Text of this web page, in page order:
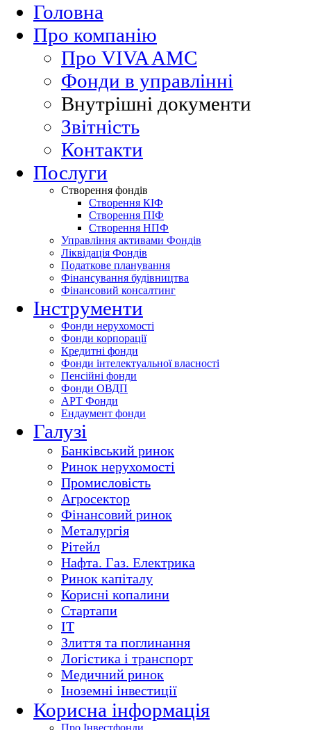
Головна
Про компанію
Про VIVA AMC
Фонди в управлінні
Внутрішні документи
Звітність
Контакти
Послуги
Створення фондів
Створення КІФ
Cтворення ПІФ
Cтворення НПФ
Управління активами Фондів
Ліквідація Фондів
Податкове планування
Фінансування будівництва
Фінансовий консалтинг
Інструменти
Фонди нерухомості
Фонди корпорації
Кредитні фонди
Фонди інтелектуальної власності
Пенсійні фонди
Фонди ОВДП
АРТ Фонди
Ендаумент фонди
Галузі
Банківський ринок
Ринок нерухомості
Промисловість
Агросектор
Фінансовий ринок
Металургія
Рітейл
Нафта. Газ. Електрика
Ринок капіталу
Корисні копалини
Стартапи
ІТ
Злиття та поглинання
Логістика і транспорт
Медичний ринок
Іноземні інвестиції
Корисна інформація
Про Інвестфонди